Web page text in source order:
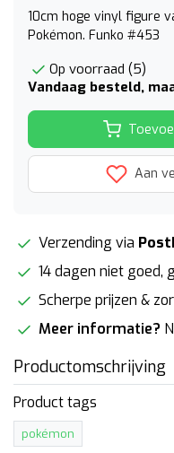
10cm hoge vinyl figure
Pokémon. Funko #453
Op voorraad (5)
Vandaag besteld,
Aan
Verzending via
14 dagen niet goed,
Scherpe prijzen &
Meer informatie?
Productomschrijving
Product tags
pokémon